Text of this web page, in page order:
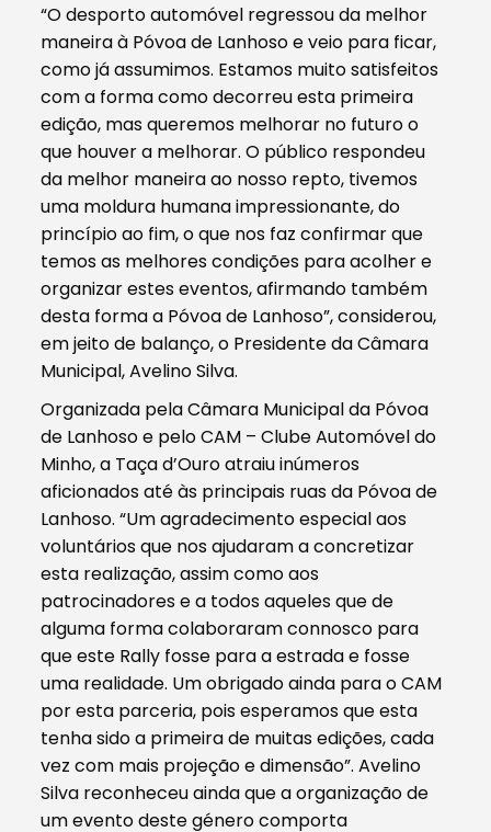
“O desporto automóvel regressou da melhor
maneira à Póvoa de Lanhoso e veio para ficar,
como já assumimos. Estamos muito satisfeitos
com a forma como decorreu esta primeira
edição, mas queremos melhorar no futuro o
que houver a melhorar. O público respondeu
da melhor maneira ao nosso repto, tivemos
uma moldura humana impressionante, do
princípio ao fim, o que nos faz confirmar que
temos as melhores condições para acolher e
organizar estes eventos, afirmando também
desta forma a Póvoa de Lanhoso”, considerou,
em jeito de balanço, o Presidente da Câmara
Municipal, Avelino Silva.
Organizada pela Câmara Municipal da Póvoa
de Lanhoso e pelo CAM – Clube Automóvel do
Minho, a Taça d’Ouro atraiu inúmeros
aficionados até às principais ruas da Póvoa de
Lanhoso. “Um agradecimento especial aos
voluntários que nos ajudaram a concretizar
esta realização, assim como aos
patrocinadores e a todos aqueles que de
alguma forma colaboraram connosco para
que este Rally fosse para a estrada e fosse
uma realidade. Um obrigado ainda para o CAM
por esta parceria, pois esperamos que esta
tenha sido a primeira de muitas edições, cada
vez com mais projeção e dimensão”. Avelino
Silva reconheceu ainda que a organização de
um evento deste género comporta